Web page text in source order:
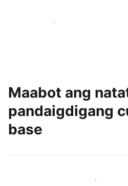
Magsimula ngayon
Maabot ang
pandaigdigang
base
Makaabot ng mga bagong